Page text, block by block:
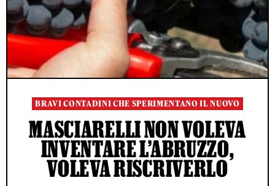
BRAVI CONTADINI CHE SPERIMENTANO IL NUOVO
MASCIARELLI NON VOLEVA
INVENTARE L’ABRUZZO,
VOLEVA RISCRIVERLO